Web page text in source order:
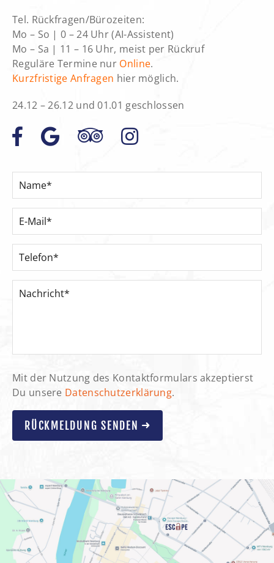
Tel. Rückfragen/Bürozeiten:
Mo – So |0 – 24 Uhr (AI-Assistent)
Mo – Sa | 11 – 16 Uhr, meist per Rückruf
Reguläre Termine nur Online.
Kurzfristige Anfragen hier möglich.
24.12 – 26.12 und 01.01 geschlossen
Mit der Nutzung des Kontaktformulars akzeptierst
Du unsere Datenschutzerklärung.
RÜCKMELDUNG SENDEN